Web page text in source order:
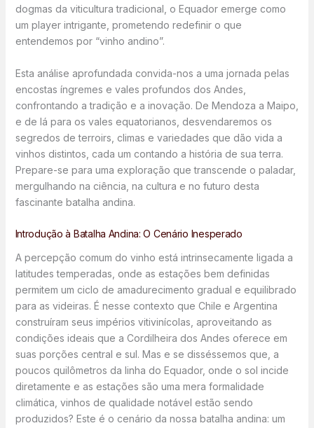
dogmas da viticultura tradicional, o Equador emerge como
um player intrigante, prometendo redefinir o que
entendemos por “vinho andino”.
Esta análise aprofundada convida-nos a uma jornada pelas
encostas íngremes e vales profundos dos Andes,
confrontando a tradição e a inovação. De Mendoza a Maipo,
e de lá para os vales equatorianos, desvendaremos os
segredos de terroirs, climas e variedades que dão vida a
vinhos distintos, cada um contando a história de sua terra.
Prepare-se para uma exploração que transcende o paladar,
mergulhando na ciência, na cultura e no futuro desta
fascinante batalha andina.
Introdução à Batalha Andina: O Cenário Inesperado
A percepção comum do vinho está intrinsecamente ligada a
latitudes temperadas, onde as estações bem definidas
permitem um ciclo de amadurecimento gradual e equilibrado
para as videiras. É nesse contexto que Chile e Argentina
construíram seus impérios vitivinícolas, aproveitando as
condições ideais que a Cordilheira dos Andes oferece em
suas porções central e sul. Mas e se disséssemos que, a
poucos quilômetros da linha do Equador, onde o sol incide
diretamente e as estações são uma mera formalidade
climática, vinhos de qualidade notável estão sendo
produzidos? Este é o cenário da nossa batalha andina: um